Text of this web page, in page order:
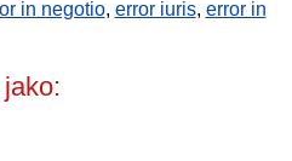
in negotio, error iuris, error in